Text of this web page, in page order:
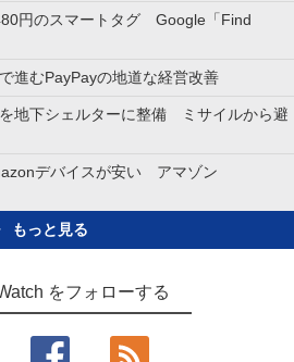
円のスマートタグ Google「Find
進むPayPayの地道な経営改善
地下シェルターに整備 ミサイルから避
デバイスが安い アマゾン
もっと見る
をフォローする